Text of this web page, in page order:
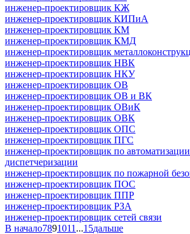
инженер-проектировщик КЖ
инженер-проектировщик КИПиА
инженер-проектировщик КМ
инженер-проектировщик КМД
инженер-проектировщик
инженер-проектировщик НВК
инженер-проектировщик НКУ
инженер-проектировщик ОВ
инженер-проектировщик ОВ и ВК
инженер-проектировщик ОВиК
инженер-проектировщик ОВК
инженер-проектировщик ОПС
инженер-проектировщик ПГС
инженер-проектировщик по
диспетчеризации
инженер-проектировщик по пожарной
инженер-проектировщик ПОС
инженер-проектировщик ППР
инженер-проектировщик РЗА
инженер-проектировщик сетей связи
В начало7891011 ...15дальше